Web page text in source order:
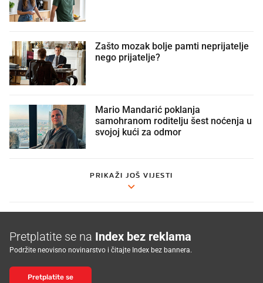
Zašto mozak bolje pamti neprijatelje
nego prijatelje?
Mario Mandarić poklanja
samohranom roditelju šest noćenja u
svojoj kući za odmor
PRIKAŽI JOŠ VIJESTI
Pretplatite se na Index bez reklama
Podržite neovisno novinarstvo i čitajte Index bez bannera.
Pretplatite se